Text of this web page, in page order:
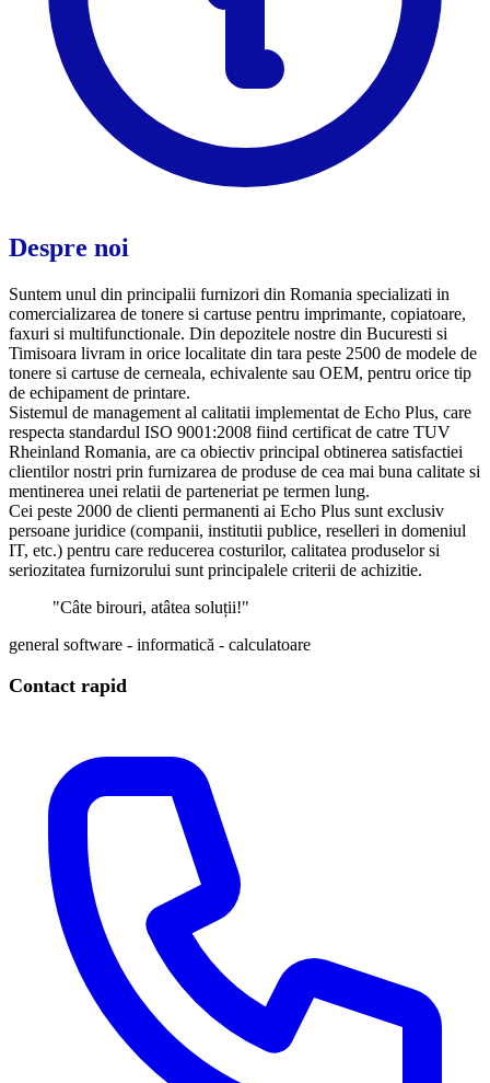
Despre noi
Suntem unul din principalii furnizori din Romania specializati in
comercializarea de tonere si cartuse pentru imprimante, copiatoare,
faxuri si multifunctionale. Din depozitele nostre din Bucuresti si
Timisoara livram in orice localitate din tara peste 2500 de modele de
tonere si cartuse de cerneala, echivalente sau OEM, pentru orice tip
de echipament de printare.
Sistemul de management al calitatii implementat de Echo Plus, care
respecta standardul ISO 9001:2008 fiind certificat de catre TUV
Rheinland Romania, are ca obiectiv principal obtinerea satisfactiei
clientilor nostri prin furnizarea de produse de cea mai buna calitate si
mentinerea unei relatii de parteneriat pe termen lung.
Cei peste 2000 de clienti permanenti ai Echo Plus sunt exclusiv
persoane juridice (companii, institutii publice, reselleri in domeniul
IT, etc.) pentru care reducerea costurilor, calitatea produselor si
seriozitatea furnizorului sunt principalele criterii de achizitie.
"Câte birouri, atâtea soluții!"
general software - informatică - calculatoare
Contact rapid